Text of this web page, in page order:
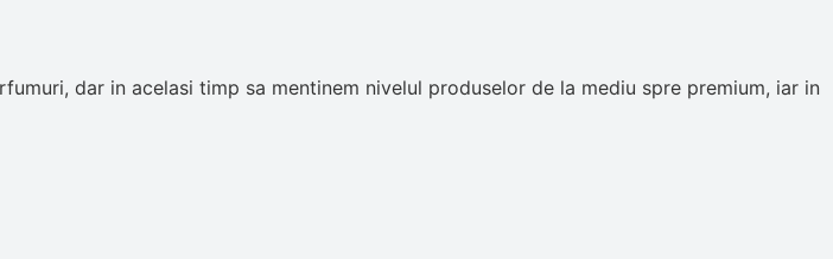
dar in acelasi timp sa mentinem nivelul produselor de la mediu spre premium, iar in